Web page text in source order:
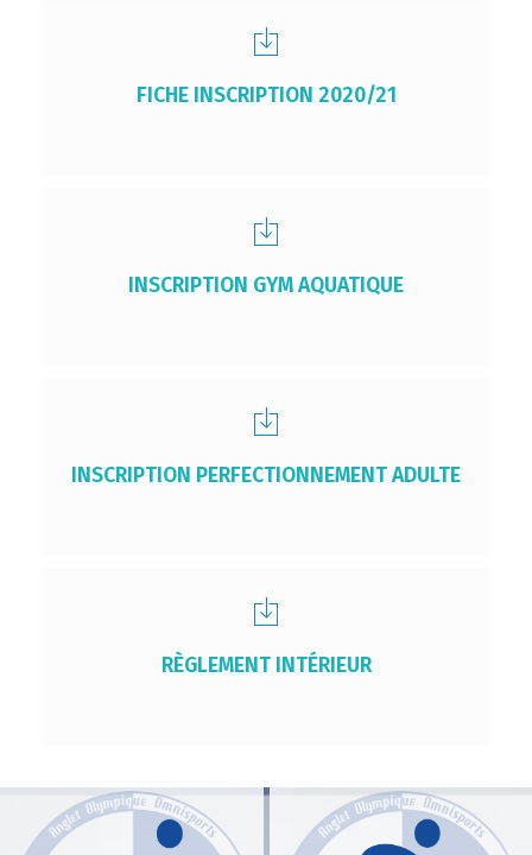
FICHE INSCRIPTION 2020/21
INSCRIPTION GYM AQUATIQUE
INSCRIPTION PERFECTIONNEMENT ADULTE
RÈGLEMENT INTÉRIEUR